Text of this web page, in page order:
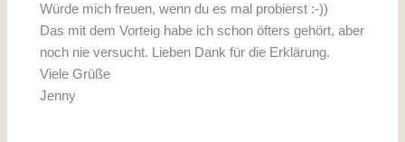
Würde mich freuen, wenn du es mal probierst :-))
Das mit dem Vorteig habe ich schon öfters gehört, aber
noch nie versucht. Lieben Dank für die Erklärung.
Viele Grüße
Jenny